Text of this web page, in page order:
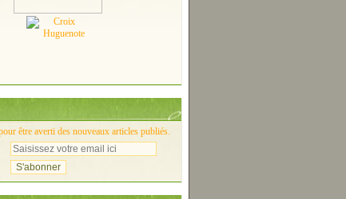
être averti des nouveaux articles publiés.